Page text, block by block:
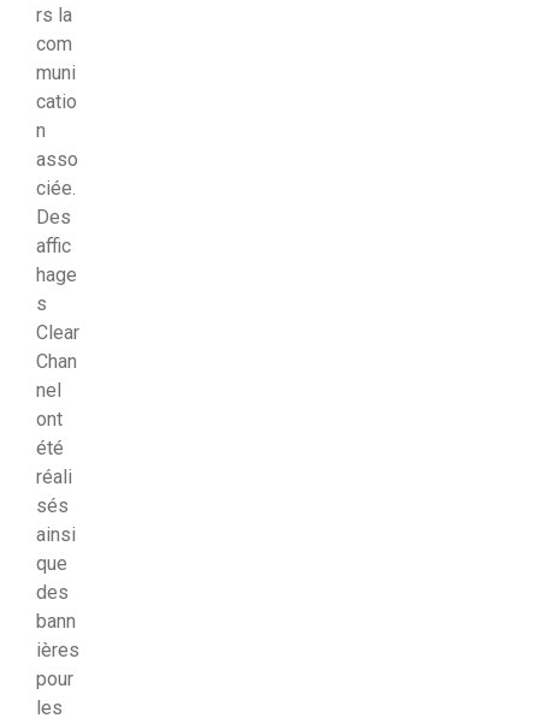
rs la
com
muni
catio
n
asso
ciée.
Des
affic
hage
s
Clear
Chan
nel
ont
été
réali
sés
ainsi
que
des
bann
ières
pour
les